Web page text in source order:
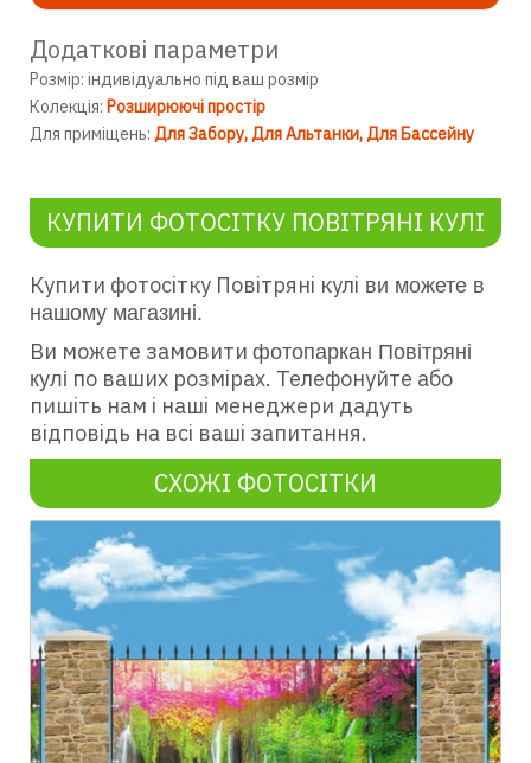
Додаткові параметри
Розмір: індивідуально під ваш розмір
Колекція: Розширюючі простір
Для приміщень: Для Забору Для Альтанки Для Бассейну
КУПИТИ ФОТОСІТКУ ПОВІТРЯНІ КУЛІ
Купити фотосітку Повітряні кулі ви можете в
нашому магазині.
Ви можете замовити фотопаркан Повітряні
кулі по ваших розмірах. Телефонуйте або
пишіть нам і наші менеджери дадуть
відповідь на всі ваші запитання.
СХОЖІ ФОТОСІТКИ